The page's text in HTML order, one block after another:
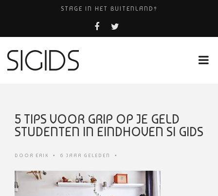
STAGE IN HET BUITENLAND?
MOOIE MEUBELTJES VOOR WEINIG
PIZZERIA POMPEÏ ￼
5 TIPS VOOR GRIP OP JE GELD
STUDENTEN IN EINDHOVEN SI GIDS
DOOR ERIK • 6 JAAR GELEDEN •